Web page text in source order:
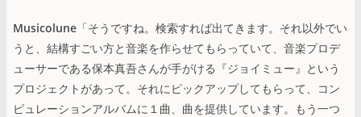
Musicolune 「そうですね。検索すれば出てきます。それ以外でい
うと、結構すごい方と音楽を作らせてもらっていて、音楽プロデ
ューサーである保本真吾さんが手がける『ジョイミュー』という
プロジェクトがあって。それにピックアップしてもらって、コン
ピュレーションアルバムに１曲、曲を提供しています。もう一つ